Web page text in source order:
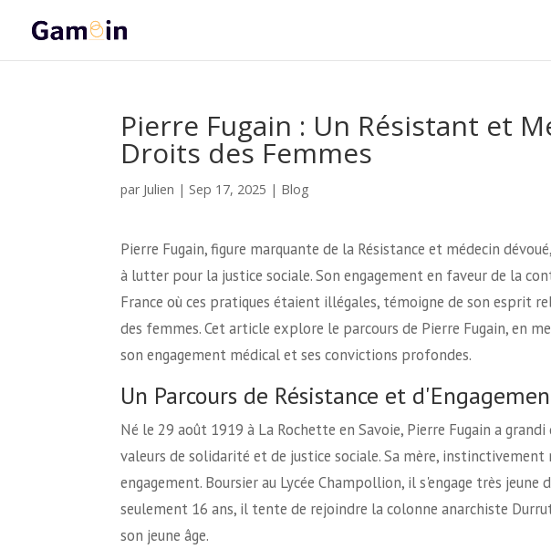
Pierre Fugain : Un Résistant et
Droits des Femmes
par Julien | Sep 17, 2025 | Blog
Pierre Fugain, figure marquante de la Résistance et médecin
à lutter pour la justice sociale. Son engagement en faveur de la
France où ces pratiques étaient illégales, témoigne de son esprit
des femmes. Cet article explore le parcours de Pierre Fugain, en
son engagement médical et ses convictions profondes.
Un Parcours de Résistance et
Né le 29 août 1919 à La Rochette en Savoie, Pierre Fugain a
valeurs de solidarité et de justice sociale. Sa mère,
engagement. Boursier au Lycée Champollion, il s'engage très
seulement 16 ans, il tente de rejoindre la colonne anarchiste
son jeune âge.